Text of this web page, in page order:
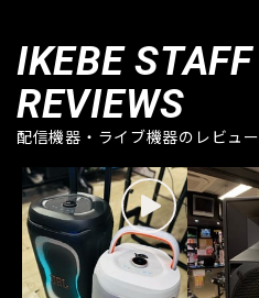
IKEBE STAFF
REVIEWS
配信機器・ライブ機器のレビュー